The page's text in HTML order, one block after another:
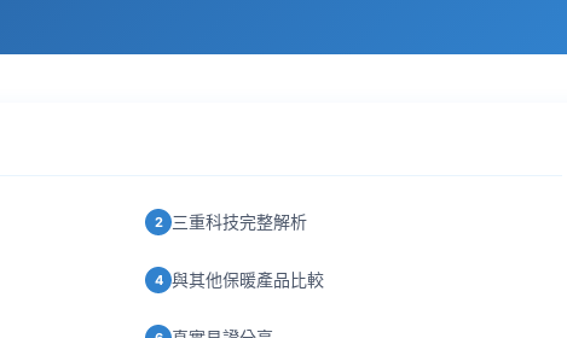
2 三重科技完整解析
4 與其他保暖產品比較